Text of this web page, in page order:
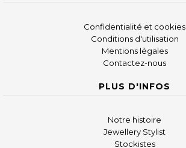
Confidentialité et cookies
Conditions d'utilisation
Mentions légales
Contactez-nous
PLUS D'INFOS
Notre histoire
Jewellery Stylist
Stockistes